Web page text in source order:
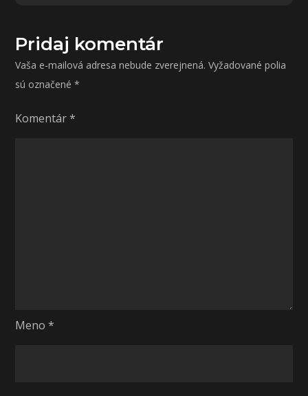
Pridaj komentár
Vaša e-mailová adresa nebude zverejnená. Vyžadované polia
sú označené*
Komentár*
Meno*